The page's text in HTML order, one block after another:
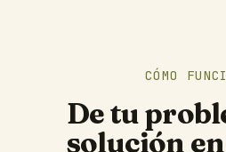
CÓMO
De tu
solución